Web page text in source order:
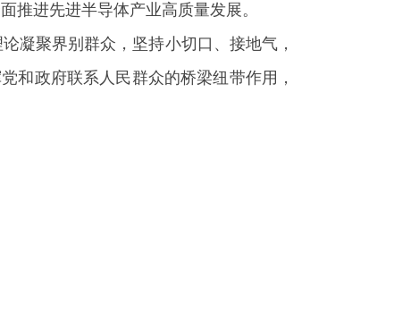
推进先进半导体产业高质量发展。
凝聚界别群众，坚持小切口、接地气，
和政府联系人民群众的桥梁纽带作用，